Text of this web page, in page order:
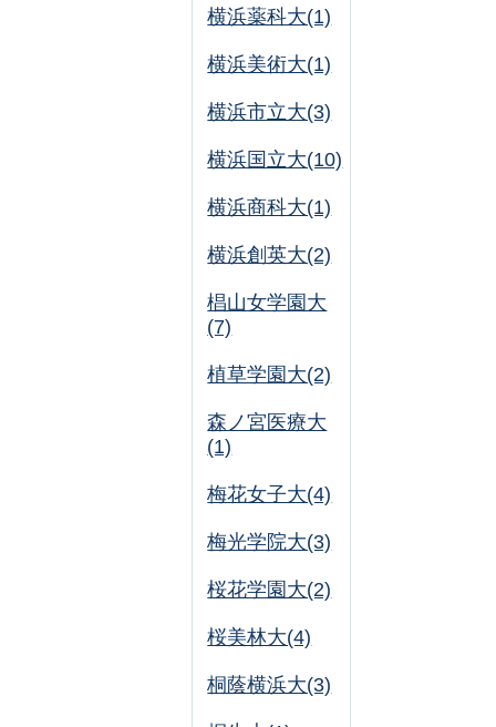
横浜薬科大(1)
横浜美術大(1)
横浜市立大(3)
横浜国立大(10)
横浜商科大(1)
横浜創英大(2)
椙山女学園大
(7)
植草学園大(2)
森ノ宮医療大
(1)
梅花女子大(4)
梅光学院大(3)
桜花学園大(2)
桜美林大(4)
桐蔭横浜大(3)